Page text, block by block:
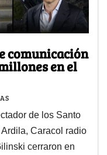
comunicación
en el
de los Santo
Caracol radio
cerraron en